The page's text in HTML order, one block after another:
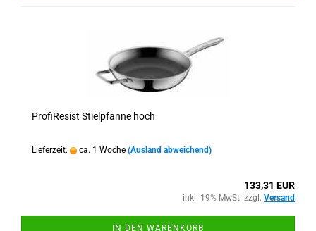
ProfiResist Stielpfanne hoch
Lieferzeit: ca. 1 Woche (Ausland abweichend)
133,31 EUR
inkl. 19% MwSt. zzgl. Versand
IN DEN WARENKORB